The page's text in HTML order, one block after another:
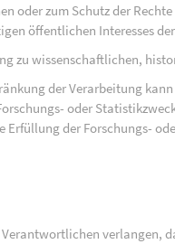
oder zum Schutz der
öffentlichen Interesses
zu wissenschaftlichen,
der Verarbeitung
oder
Erfüllung der Forschungs-
verlangen,